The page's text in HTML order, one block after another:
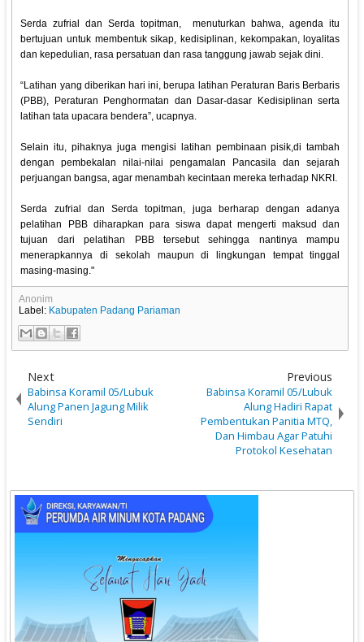
Serda zufrial dan Serda topitman, menuturkan bahwa, agenda itu
bertujuan untuk membentuk sikap, kedisiplinan, kekompakan, loyalitas
dan kepedulian, rasa persatuan dan rasa tanggung jawab sejak dini.
“Latihan yang diberikan hari ini, berupa latihan Peraturan Baris Berbaris
(PBB), Peraturan Penghormatan dan Dasar-dasar Kedisiplinan serta
latihan tata upacara bendera”, ucapnya.
Selain itu, pihaknya juga mengisi latihan pembinaan pisik,di tambah
dengan pembekalan nilai-nilai pengamalan Pancasila dan sejarah
perjuangan bangsa, agar menambah kecintaan mereka terhadap NKRI.
Serda zufrial dan Serda topitman, juga berharap dengan adanya
pelatihan PBB diharapkan para siswa dapat mengerti maksud dan
tujuan dari pelatihan PBB tersebut sehingga nantinya mampu
menerapkannya di sekolah maupun di lingkungan tempat tinggal
masing-masing."
Anonim
Label: Kabupaten Padang Pariaman
Next
Babinsa Koramil 05/Lubuk
Alung Panen Jagung Milik
Sendiri
Previous
Babinsa Koramil 05/Lubuk
Alung Hadiri Rapat
Pembentukan Panitia MTQ,
Dan Himbau Agar Patuhi
Protokol Kesehatan